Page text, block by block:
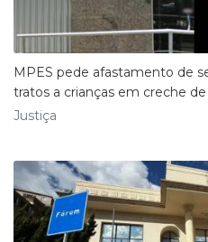
MPES pede afastamento de
tratos a crianças em creche
Justiça